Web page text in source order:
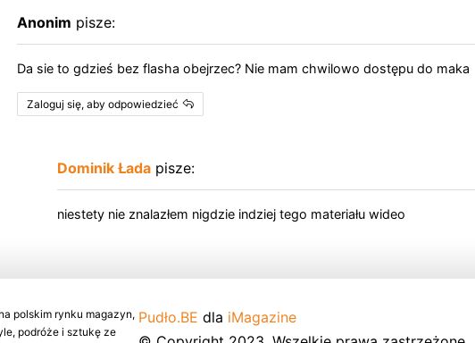
Anonim pisze:
Da sie to gdzieś bez flasha obejrzec? Nie mam chwilowo dostępu do maka
Zaloguj się, aby odpowiedzieć
Dominik Łada pisze:
niestety nie znalazłem nigdzie indziej tego materiału wideo
polskim rynku magazyn,
podróże i sztukę ze
Pudło.BE dla iMagazine